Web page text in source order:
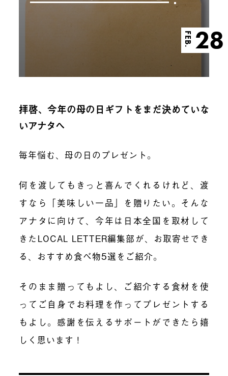
FEB. 28
拝啓、今年の母の日ギフトをまだ決めていな
いアナタへ
毎年悩む、母の日のプレゼント。
何を渡してもきっと喜んでくれるけれど、渡
すなら「美味しい一品」を贈りたい。そんな
アナタに向けて、今年は日本全国を取材して
きたLOCAL LETTER編集部が、お取寄せでき
る、おすすめ食べ物5選をご紹介。
そのまま贈ってもよし、ご紹介する食材を使
ってご自身でお料理を作ってプレゼントする
もよし。感謝を伝えるサポートができたら嬉
しく思います！